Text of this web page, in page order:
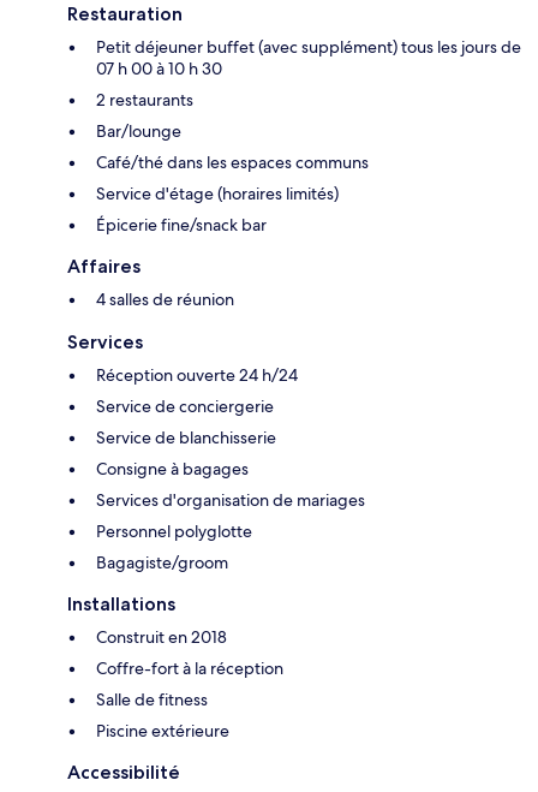
Restauration
Petit déjeuner buffet (avec supplément) tous les jours de
07 h 00 à 10 h 30
2 restaurants
Bar/lounge
Café/thé dans les espaces communs
Service d'étage (horaires limités)
Épicerie fine/snack bar
Affaires
4 salles de réunion
Services
Réception ouverte 24 h/24
Service de conciergerie
Service de blanchisserie
Consigne à bagages
Services d'organisation de mariages
Personnel polyglotte
Bagagiste/groom
Installations
Construit en 2018
Coffre-fort à la réception
Salle de fitness
Piscine extérieure
Accessibilité